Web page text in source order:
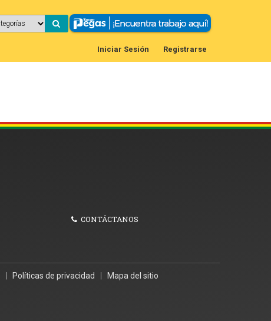
Iniciar Sesión Registrarse
CONTÁCTANOS
Políticas de privacidad Mapa del sitio